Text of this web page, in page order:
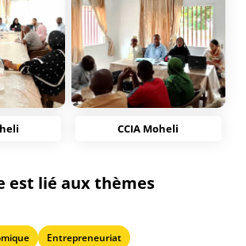
CCIA Moheli
est lié aux thèmes
Entrepreneuriat